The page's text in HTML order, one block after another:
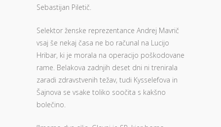
Sebastijan Piletič.
Selektor ženske reprezentance Andrej Mavrič
vsaj še nekaj časa ne bo računal na Lucijo
Hribar, ki je morala na operacijo poškodovane
rame. Belakova zadnjih deset dni ni trenirala
zaradi zdravstvenih težav, tudi Kysselefova in
Šajnova se vsake toliko soočita s kakšno
bolečino.